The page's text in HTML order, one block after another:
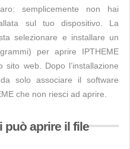
semplicemente non hai
sul tuo dispositivo. La
selezionare e installare un
per aprire IPTHEME
web. Dopo l’installazione
solo associare il software
che non riesci ad aprire.
può aprire il file